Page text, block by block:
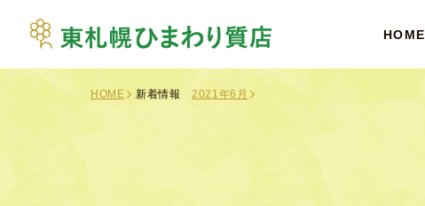
HOME
HOME 新着情報 2021年6月